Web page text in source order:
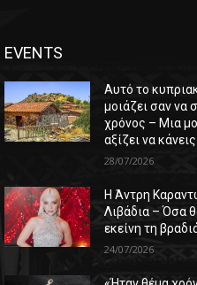
EVENTS
Αυτό το
μοιάζει σαν να
χρόνος – Μια
αξίζει να κάνεις
28/07/2026
Η Άντρη
Λιβάδια – Όσα
εκείνη τη
24/07/2026